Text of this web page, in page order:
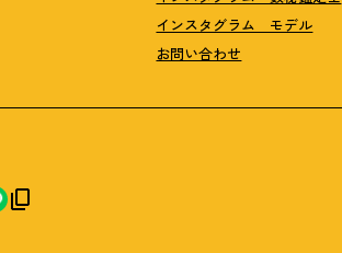
インスタグラム モデル
お問い合わせ